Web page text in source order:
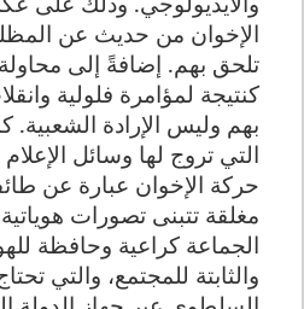
الإخوان من حديث عن
تلحق بهم. إضافةً إلى
كنتيجة لمؤامرة فلولية
بهم وليس الإرادة الشعبية.
التي تروج لها وسائل الإعلام
حركة الإخوان عبارة عن
مغلقة تتبنى تصورات
الجماعة كراعية وحافظة
والثابتة للمجتمع، والتي